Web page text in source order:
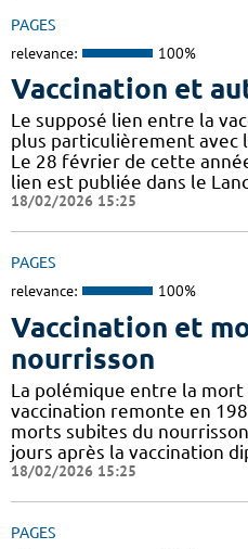
PAGES
relevance: 100%
Vaccination et
Le supposé lien entre la
plus particulièrement avec
Le 28 février de cette
lien est publiée dans le
18/02/2026 15:25
PAGES
relevance: 100%
Vaccination et
nourrisson
La polémique entre la
vaccination remonte en
morts subites du
jours après la vaccination
18/02/2026 15:25
PAGES